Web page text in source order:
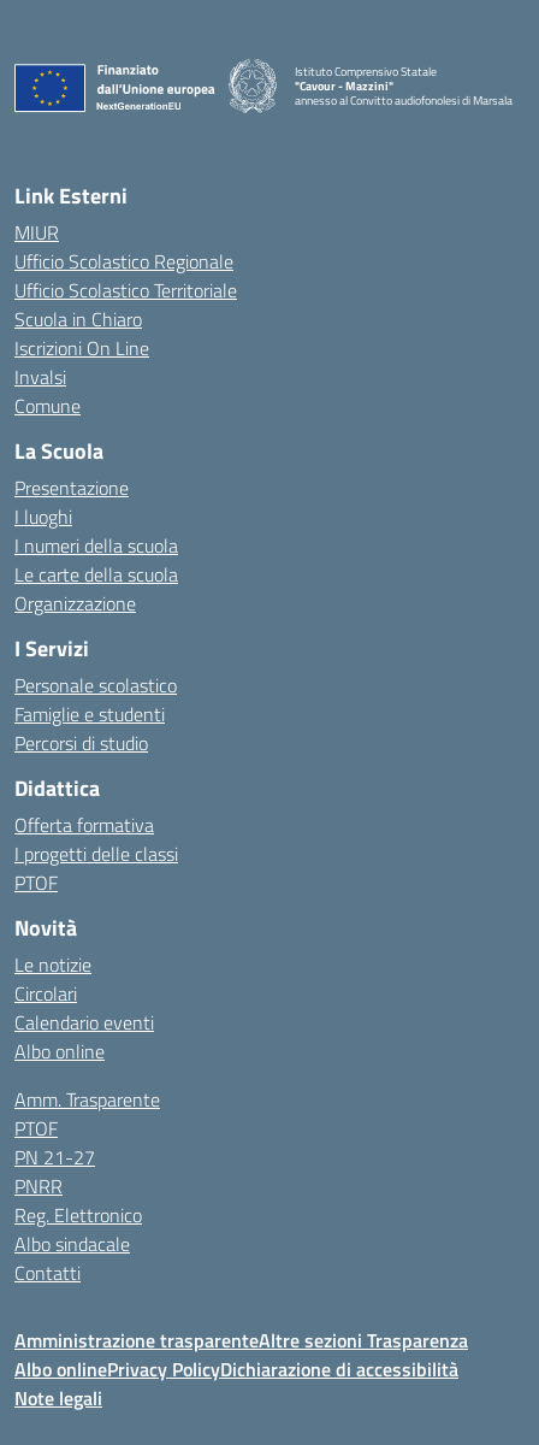
Istituto Comprensivo Statale
"Cavour - Mazzini"
annesso al Convitto audiofonolesi di Marsala
Link Esterni
MIUR
Ufficio Scolastico Regionale
Ufficio Scolastico Territoriale
Scuola in Chiaro
Iscrizioni On Line
Invalsi
Comune
La Scuola
Presentazione
I luoghi
I numeri della scuola
Le carte della scuola
Organizzazione
I Servizi
Personale scolastico
Famiglie e studenti
Percorsi di studio
Didattica
Offerta formativa
I progetti delle classi
PTOF
Novità
Le notizie
Circolari
Calendario eventi
Albo online
Amm. Trasparente
PTOF
PN 21-27
PNRR
Reg. Elettronico
Albo sindacale
Contatti
Amministrazione trasparenteAltre sezioni Trasparenza
Albo onlinePrivacy PolicyDichiarazione di accessibilità
Note legali